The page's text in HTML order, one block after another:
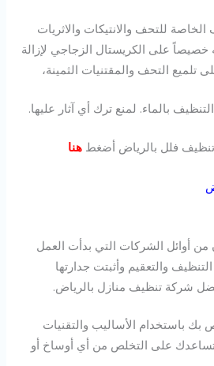
للتحف والانتيكات والاثريات
على الكريستال الزجاجي لإزالة
تلميع التحف والمقتنيات الثمينة،
بالماء. لمنع ترك أي آثار عليها.
فلل بالرياض أضغطهنا
من أوائل الشركات التي بدأت العمل
والتعقيم وأثبتت جدارتها
شركة تنظيف منازل بالرياض.
بك باستخدام الأساليب والتقنيات
تساعدك على التخلص من أي أوساخ أو